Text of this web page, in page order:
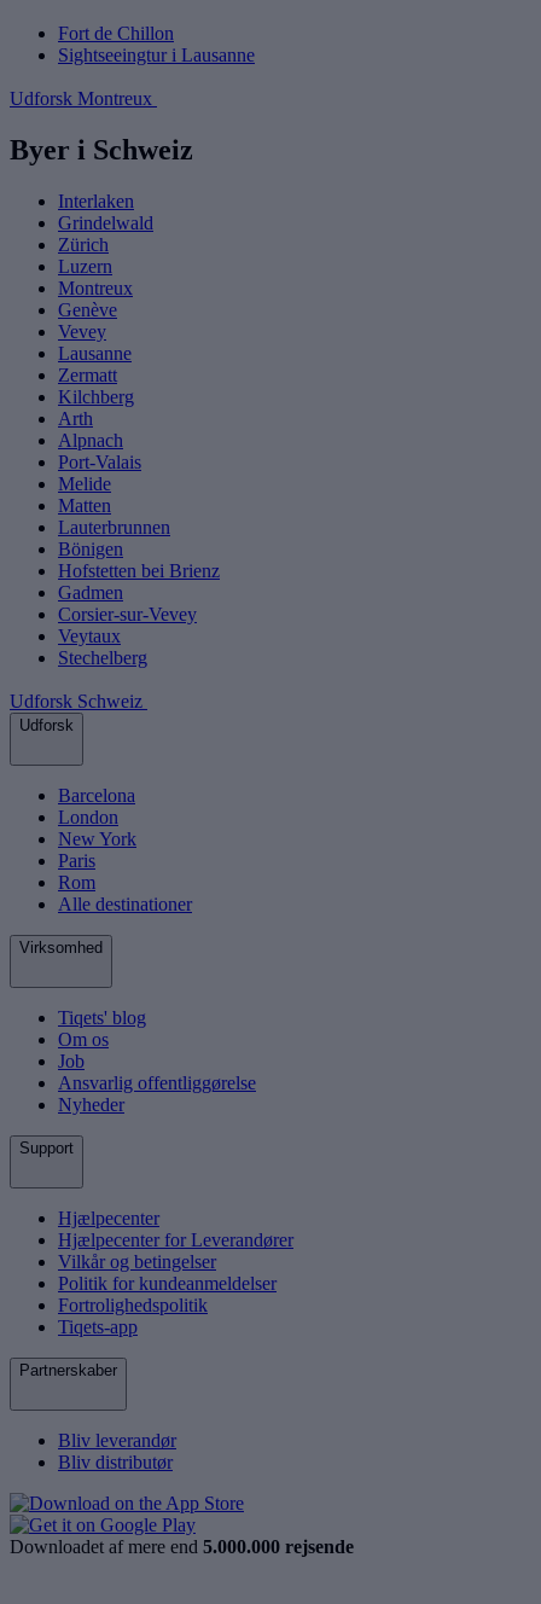
Fort de Chillon
Sightseeingtur i Lausanne
Udforsk Montreux
Byer i Schweiz
Interlaken
Grindelwald
Zürich
Luzern
Montreux
Genève
Vevey
Lausanne
Zermatt
Kilchberg
Arth
Alpnach
Port-Valais
Melide
Matten
Lauterbrunnen
Bönigen
Hofstetten bei Brienz
Gadmen
Corsier-sur-Vevey
Veytaux
Stechelberg
Udforsk Schweiz
Udforsk
Barcelona
London
New York
Paris
Rom
Alle destinationer
Virksomhed
Tiqets' blog
Om os
Job
Ansvarlig offentliggørelse
Nyheder
Support
Hjælpecenter
Hjælpecenter for Leverandører
Vilkår og betingelser
Politik for kundeanmeldelser
Fortrolighedspolitik
Tiqets-app
Partnerskaber
Bliv leverandør
Bliv distributør
Downloadet af mere end 5.000.000 rejsende